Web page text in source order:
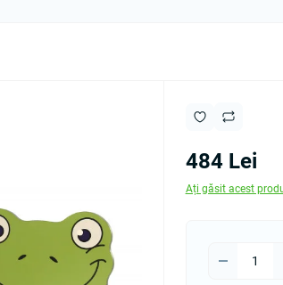
484 Lei
Ați găsit acest